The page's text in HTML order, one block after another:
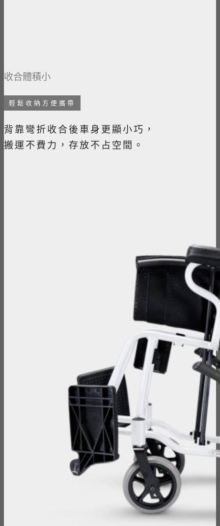
收合體積小
輕鬆收納方便攜帶
背靠彎折收合後車身更顯小巧，
搬運不費力，存放不占空間。